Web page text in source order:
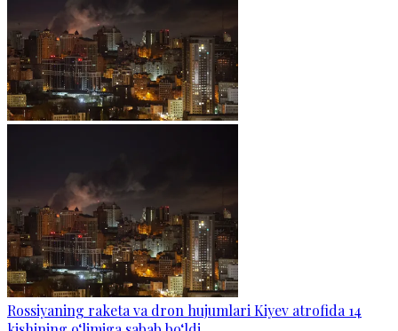
Rossiyaning raketa va dron hujumlari Kiyev atrofida 14